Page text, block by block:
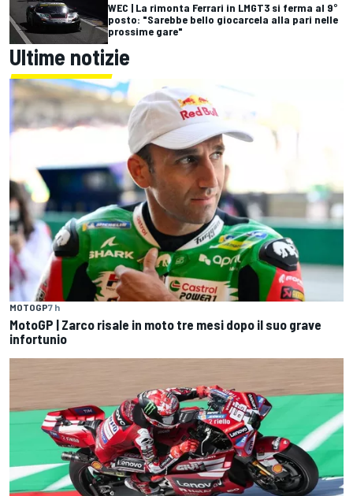
WEC | La rimonta Ferrari in LMGT3 si ferma al 9°
posto: "Sarebbe bello giocarcela alla pari nelle
prossime gare"
Ultime notizie
MOTOGP7 h
MotoGP | Zarco risale in moto tre mesi dopo il suo grave
infortunio